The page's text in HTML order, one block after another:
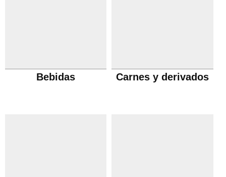
Bebidas Carnes y derivados